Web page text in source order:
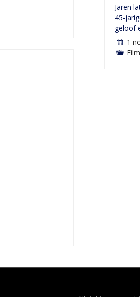
Jaren
45-
geloof
1